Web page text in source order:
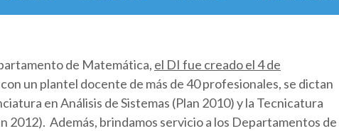
de Matemática, el DI fue creado el 4 de
un plantel docente de más de 40 profesionales, se dictan
en Análisis de Sistemas (Plan 2010) y la Tecnicatura
2012). Además, brindamos servicio a los Departamentos de